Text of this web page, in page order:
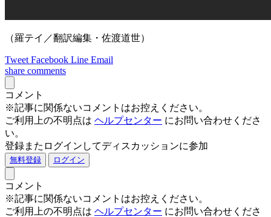
（羅テイ／翻訳編集・佐渡道世）
Tweet Facebook Line Email
share comments
コメント
※記事に関係ないコメントはお控えください。
ご利用上の不明点は ヘルプセンター にお問い合わせくださ
い。
登録またログインしてディスカッションに参加
無料登録 ログイン
コメント
※記事に関係ないコメントはお控えください。
ご利用上の不明点は ヘルプセンター にお問い合わせくださ